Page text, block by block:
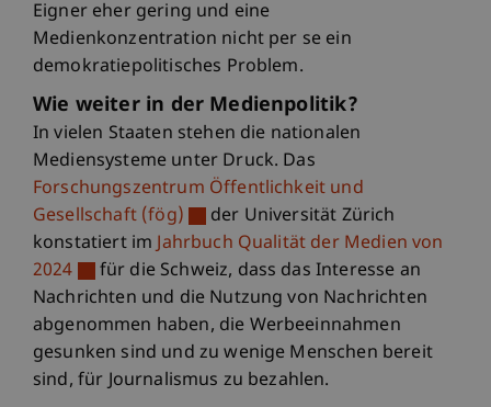
Eigner eher gering und eine
Medienkonzentration nicht per se ein
demokratiepolitisches Problem.
Wie weiter in der Medienpolitik?
In vielen Staaten stehen die nationalen
Mediensysteme unter Druck. Das
Forschungszentrum Öffentlichkeit und
Gesellschaft (fög)
der Universität Zürich
konstatiert imJahrbuch Qualität der Medien von
2024
für die Schweiz, dass das Interesse an
Nachrichten und die Nutzung von Nachrichten
abgenommen haben, die Werbeeinnahmen
gesunken sind und zu wenige Menschen bereit
sind, für Journalismus zu bezahlen.